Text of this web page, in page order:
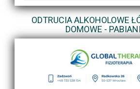
ODTRUCIA ALKOHOLOWE
DOMOWE -